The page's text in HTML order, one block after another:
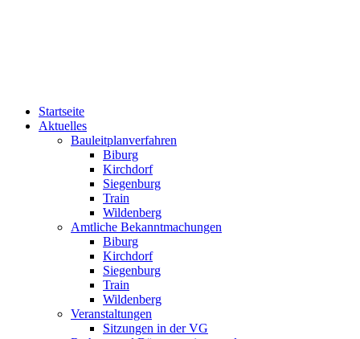
Startseite
Aktuelles
Bauleitplanverfahren
Biburg
Kirchdorf
Siegenburg
Train
Wildenberg
Amtliche Bekanntmachungen
Biburg
Kirchdorf
Siegenburg
Train
Wildenberg
Veranstaltungen
Sitzungen in der VG